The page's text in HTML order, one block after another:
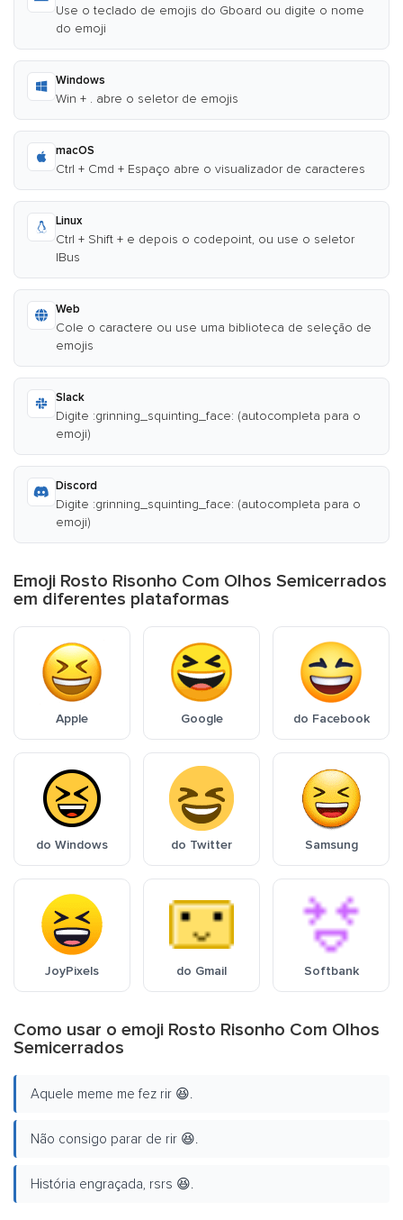
Use o teclado de emojis do Gboard ou digite o nome
do emoji
Windows
Win + . abre o seletor de emojis
macOS
Ctrl + Cmd + Espaço abre o visualizador de caracteres
Linux
Ctrl + Shift + e depois o codepoint, ou use o seletor
IBus
Web
Cole o caractere ou use uma biblioteca de seleção de
emojis
Slack
Digite :grinning_squinting_face: (autocompleta para o
emoji)
Discord
Digite :grinning_squinting_face: (autocompleta para o
emoji)
Emoji Rosto Risonho Com Olhos Semicerrados
em diferentes plataformas
Apple Google do Facebook
do Windows do Twitter Samsung
JoyPixels do Gmail Softbank
Como usar o emoji Rosto Risonho Com Olhos
Semicerrados
Aquele meme me fez rir 😆.
Não consigo parar de rir 😆.
História engraçada, rsrs 😆.